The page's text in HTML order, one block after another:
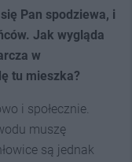
Pan spodziewa, i
Jak wygląda
w
tu mieszka?
i społecznie.
muszę
są jednak